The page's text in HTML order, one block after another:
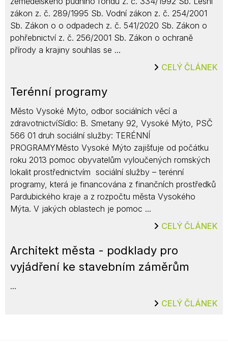
zákon z. č. 289/1995 Sb. Vodní zákon z. č. 254/2001
Sb. Zákon o o odpadech z. č. 541/2020 Sb. Zákon o
pohřebnictví z. č. 256/2001 Sb. Zákon o ochraně
přírody a krajiny souhlas se ...
CELÝ ČLÁNEK
Terénní programy
Město Vysoké Mýto, odbor sociálních věcí a
zdravotnictvíSídlo: B. Smetany 92, Vysoké Mýto, PSČ
566 01 druh sociální služby: TERÉNNÍ
PROGRAMYMěsto Vysoké Mýto zajišťuje od počátku
roku 2013 pomoc obyvatelům vyloučených romských
lokalit prostřednictvím sociální služby – terénní
programy, která je financována z finančních prostředků
Pardubického kraje a z rozpočtu města Vysokého
Mýta. V jakých oblastech je pomoc ...
CELÝ ČLÁNEK
Architekt města - podklady pro
vyjádření ke stavebním záměrům
...
CELÝ ČLÁNEK